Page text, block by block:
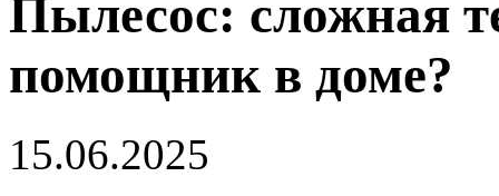
Пылесос: сложная
помощник в доме?
15.06.2025